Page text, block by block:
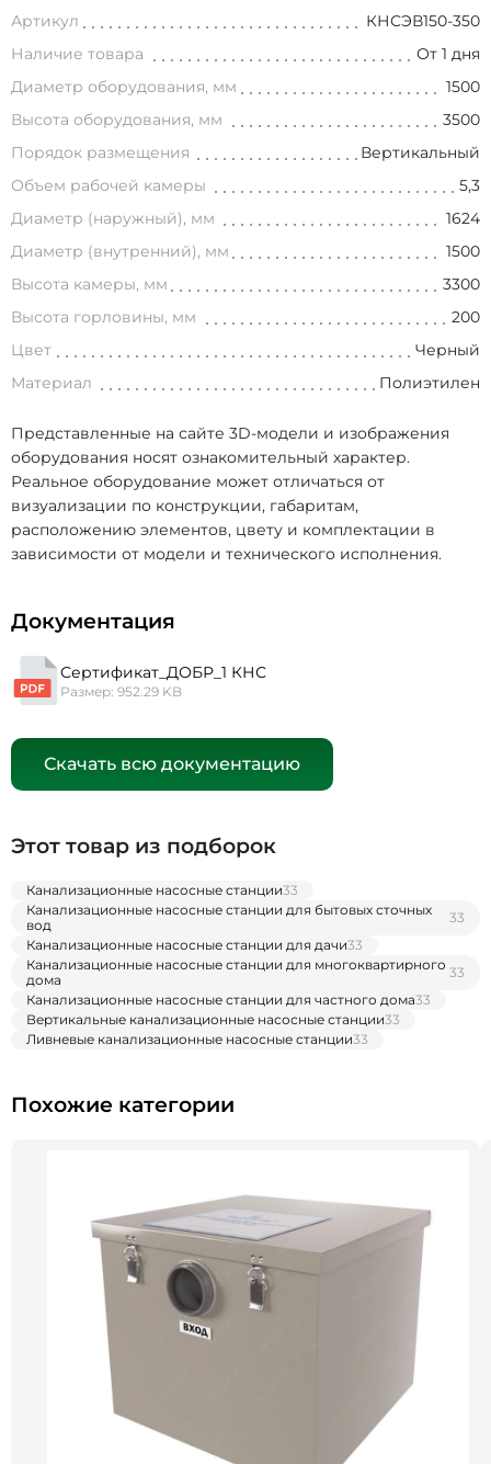
Артикул
КНСЭВ150-350
Наличие товара
От 1 дня
Диаметр оборудования, мм
1500
Высота оборудования, мм
3500
Порядок размещения
Вертикальный
Объем рабочей камеры
5,3
Диаметр (наружный), мм
1624
Диаметр (внутренний), мм
1500
Высота камеры, мм
3300
Высота горловины, мм
200
Цвет
Черный
Материал
Полиэтилен
Представленные на сайте 3D-модели и изображения
оборудования носят ознакомительный характер.
Реальное оборудование может отличаться от
визуализации по конструкции, габаритам,
расположению элементов, цвету и комплектации в
зависимости от модели и технического исполнения.
Документация
Сертификат_ДОБР_1 КНС
Размер: 952.29 KB
Скачать всю документацию
Этот товар из подборок
Канализационные насосные станции33
Канализационные насосные станции для бытовых сточных
вод
33
Канализационные насосные станции для дачи33
Канализационные насосные станции для многоквартирного
дома
33
Канализационные насосные станции для частного дома33
Вертикальные канализационные насосные станции33
Ливневые канализационные насосные станции33
Похожие категории